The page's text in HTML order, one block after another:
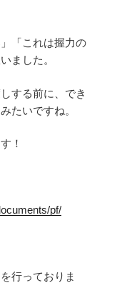
「これは握力の
ました。
する前に、でき
たいですね。
！
pf/
行っておりま